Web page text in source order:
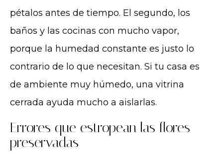
pétalos antes de tiempo. El segundo, los
baños y las cocinas con mucho vapor,
porque la humedad constante es justo lo
contrario de lo que necesitan. Si tu casa es
de ambiente muy húmedo, una vitrina
cerrada ayuda mucho a aislarlas.
Errores que estropean las flores
preservadas